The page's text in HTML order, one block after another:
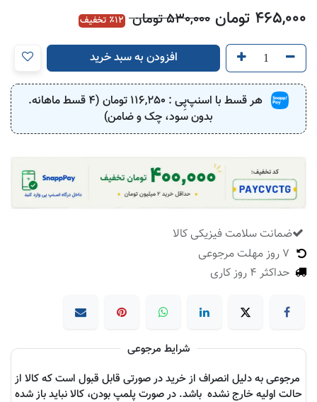
465,000 تومان 530,000تومان 12٪ تخفیف
افزودن به سبد خرید
هر قسط با اسنپ‌پِی : 116,250
تومان (4 قسط ماهانه.
بدون سود، چک و ضامن)
ضمانت سلامت فیزیکی کالا
حداکثر 4 روز کاری
شرایط مرجوعی
مرجوعی به دلیل انصراف از خرید در صورتی قابل قبول است که کالا از
حالت اولیه خارج نشده باشد. در صورت پلمپ بودن، کالا نباید باز شده